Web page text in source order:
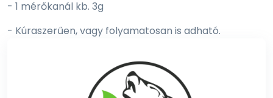
- 1 mérőkanál kb. 3g
- Kúraszerűen, vagy folyamatosan is adható.
napi ajánlott bevitel egyedenként eltérő lehet, függ
kedvenced étrendjétől, aktivitásától, életkorától.